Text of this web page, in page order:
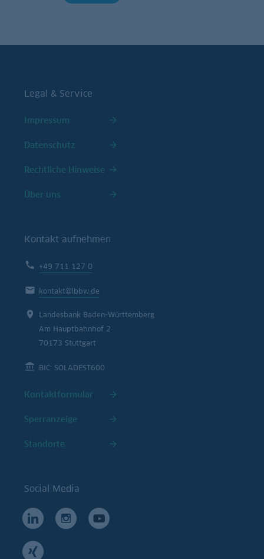
Legal & Service
Impressum
Datenschutz
Rechtliche Hinweise
Über uns
Kontakt aufnehmen
+49 711 127 0
kontakt@lbbw.de
Landesbank Baden-Württemberg
Am Hauptbahnhof 2
70173 Stuttgart
BIC: SOLADEST600
Kontaktformular
Sperranzeige
Standorte
Social Media